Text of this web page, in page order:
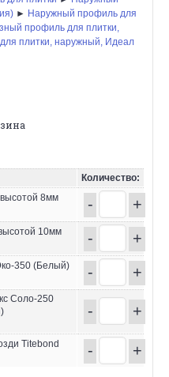
► Наружный профиль для
профиль для плитки,
плитки, наружный, Идеал
Количество:
8мм
- +
10мм
- +
350 (Белый)
- +
Соло-250
- +
Titebond
- +